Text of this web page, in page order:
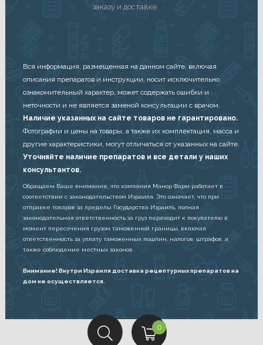
заказу и доставке.
Вся информация, размещенная на данном сайте, включая
описания препаратов и инструкции, носит исключительно
ознакомительный характер, может содержать ошибки и
неточности и не является заменой консультации с врачом.
Наличие указанных на сайте товаров не гарантировано.
Фотографии и цены на товары, а также их комплектация, масса и
другие характеристики, могут отличаться от указанных на сайте.
Уточняйте наличие препаратов и все детали у наших
консультантов.
Обращаем Ваше внимание, что компания Манор Фарм работает в
соответствии с законодательством Израиля. Это означает, что при
отправке товаров за пределы Государства Израиль, полная
законодательная ответственность за груз переходит к покупателю в
момент пересечения грузом таможенной границы, включая
ответственность за уплату таможенных пошлин, налогов, штрафов, а
также соблюдение местных законов.
Внимание! Внутри Израиля доставка рецептурных препаратов на
дом не осуществляется.
0